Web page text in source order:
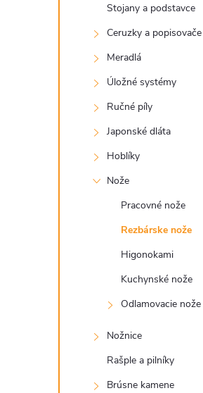
Stojany a podstavce
Ceruzky a popisovače
Meradlá
Úložné systémy
Ručné píly
Japonské dláta
Hoblíky
Nože
Pracovné nože
Rezbárske nože
Higonokami
Kuchynské nože
Odlamovacie nože
Nožnice
Rašple a pilníky
Brúsne kamene